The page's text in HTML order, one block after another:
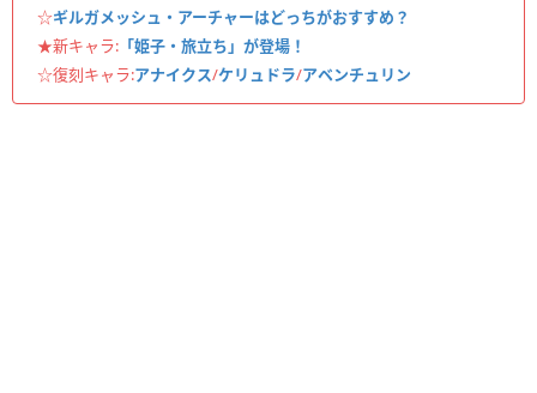
☆ギルガメッシュ・アーチャーはどっちがおすすめ？
★新キャラ: 「姫子・旅立ち」が登場！
☆復刻キャラ:アナイクス/ケリュドラ/アベンチュリン